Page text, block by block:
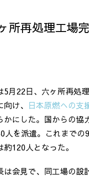
再処理工場
5月22日、六ヶ所再処
け、
日本原燃への支
かにした。国からの協
人を派遣。これまでの
120人となった。
は会見で、同工場の設